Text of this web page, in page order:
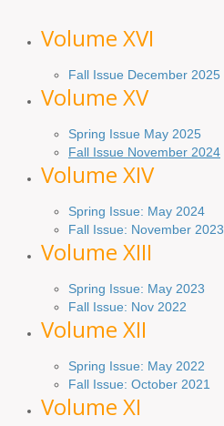
Volume XVI
Fall Issue December 2025
Volume XV
Spring Issue May 2025
Fall Issue November 2024
Volume XIV
Spring Issue: May 2024
Fall Issue: November 2023
Volume XIII
Spring Issue: May 2023
Fall Issue: Nov 2022
Volume XII
Spring Issue: May 2022
Fall Issue: October 2021
Volume XI